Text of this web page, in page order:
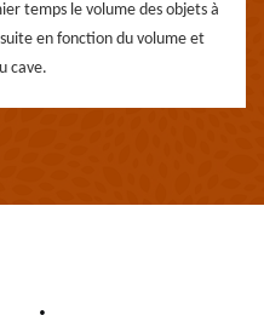
temps le volume des objets à
en fonction du volume et
cave.